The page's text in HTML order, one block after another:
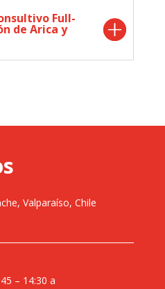
Full-
de Arica y
Valparaíso, Chile
– 14:30 a